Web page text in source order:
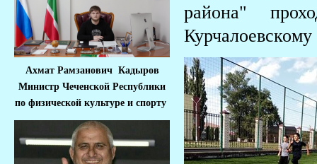
Ахмат Рамзанович Кадыров
Министр Чеченской Республики
по физической культуре и спорту
района"